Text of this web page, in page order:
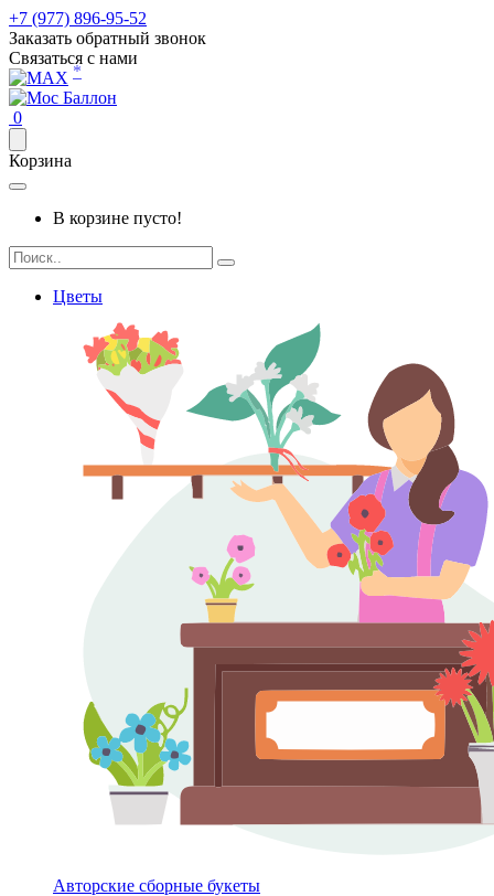
+7 (977) 896-95-52
Заказать обратный звонок
Связаться с нами
*
0
Корзина
В корзине пусто!
Цветы
Авторские сборные букеты